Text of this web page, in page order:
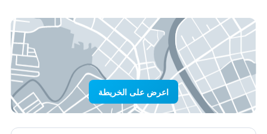
اعرض على الخريطة